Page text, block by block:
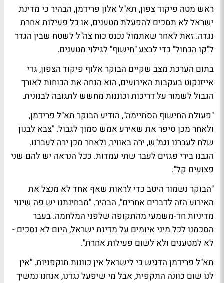
ראש מטה פיקוד צפון, תא"ל אלון פרידמן, הבהיר כי מדינת
ישראל לא תסכים להפעלת מטענים, או כל פעילות אחרת
נגדה. זאת לאחר שאתמול נכנס כוח צה"ל לשטח שבין הגדר
ל"קו הכחול" כדי לבצע "חישוף" לגילוי מטענים.
בתום הערכת מצב שקיים הבוקר אלוף פיקוד הצפון, גדי
אייזנקוט בעקבות האירועים, הוא הנחה את הכוחות לאורך
הגבול לשמור על דריכות וכוננות מחשש לתגובה לבנונית.
"פעולת החישוף הסתיימה", הודיע הבוקר תא"ל פרידמן,
ולאחר מכן סיפר את שאירע אמש סמוך לגבול. "צבא לבנון
שלח לעברנו נגמ"ש, ירה באוויר, ולאחר מכן ירה לעברנו.
הגבנו בירי פגזים לעבר שתי עמדות. ככל הנראה יש להם שני
פצועים קל".
"הבוקר נשמור היטב כדי לראות שאף אחד לא מנצל את
האירוע הזה לדברים אחרים", הבהיר. "מבחינתנו יש פה שינוי
מדיניות חד-משמעי מהתקופה שלפני המלחמה. בעבר
הסכמנו לכל מיני איומים על מדינת ישראל, היום לא נסכים -
לא למטענים ולא לשום פעילות אחרת".
תא"ל פרידמן הדגיש כי לישראל אין כוונות תוקפניות. "אין
לנו שום כוונה התקפית, אבל מי שיפעל נגדנו, אנחנו נמשיך